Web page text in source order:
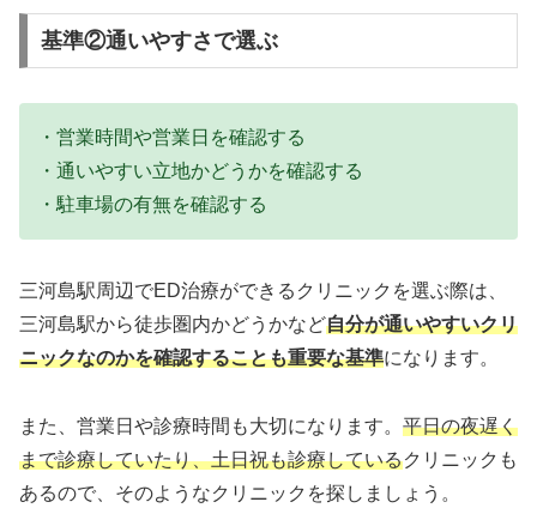
基準②通いやすさで選ぶ
・営業時間や営業日を確認する
・通いやすい立地かどうかを確認する
・駐車場の有無を確認する
三河島駅周辺でED治療ができるクリニックを選ぶ際は、
三河島駅から徒歩圏内かどうかなど自分が通いやすいクリ
ニックなのかを確認することも重要な基準になります。
また、営業日や診療時間も大切になります。 平日の夜遅く
まで診療していたり、土日祝も診療しているクリニックも
あるので、そのようなクリニックを探しましょう。